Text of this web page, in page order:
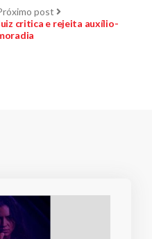
post Próximo
post:
critica e rejeita auxílio-